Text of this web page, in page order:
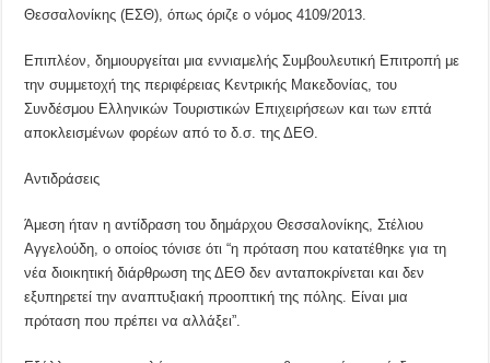
Θεσσαλονίκης (ΕΣΘ), όπως όριζε ο νόμος 4109/2013.
Επιπλέον, δημιουργείται μια εννιαμελής Συμβουλευτική Επιτροπή με
την συμμετοχή της περιφέρειας Κεντρικής Μακεδονίας, του
Συνδέσμου Ελληνικών Τουριστικών Επιχειρήσεων και των επτά
αποκλεισμένων φορέων από το δ.σ. της ΔΕΘ.
Αντιδράσεις
Άμεση ήταν η αντίδραση του δημάρχου Θεσσαλονίκης, Στέλιου
Αγγελούδη, ο οποίος τόνισε ότι “η πρόταση που κατατέθηκε για τη
νέα διοικητική διάρθρωση της ΔΕΘ δεν ανταποκρίνεται και δεν
εξυπηρετεί την αναπτυξιακή προοπτική της πόλης. Είναι μια
πρόταση που πρέπει να αλλάξει”.